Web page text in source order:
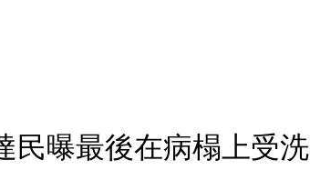
曝最後在病榻上受洗